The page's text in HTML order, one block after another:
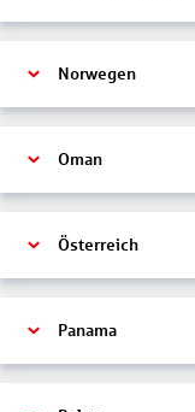
Norwegen
Oman
Österreich
Panama